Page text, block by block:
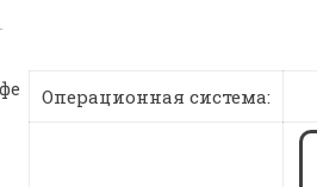
Операционная система: